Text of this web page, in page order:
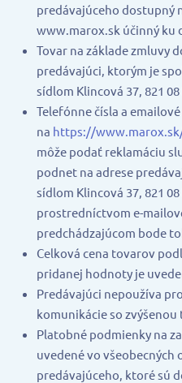
predávajúceho dostupný
www.marox.sk účinný ku
Tovar na základe zmluvy
predávajúci, ktorým je
sídlom Klincová 37, 821
Telefónne čísla a
na https://
môže podať reklamáciu
podnet na adrese
sídlom Klincová 37, 821
prostredníctvom e-
predchádzajúcom bode
Celková cena tovarov
pridanej hodnoty je
Predávajúci nepoužíva
komunikácie so
Platobné podmienky na
uvedené vo všeobecných
predávajúceho, ktoré sú